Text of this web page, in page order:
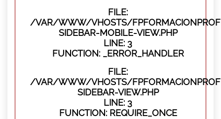
FILE:
/VAR/WWW/VHOSTS/
SIDEBAR-MOBILE-VIEW.PHP
LINE: 3
FUNCTION: _ERROR_HANDLER
FILE:
/VAR/WWW/VHOSTS/
SIDEBAR-VIEW.PHP
LINE: 3
FUNCTION: REQUIRE_ONCE